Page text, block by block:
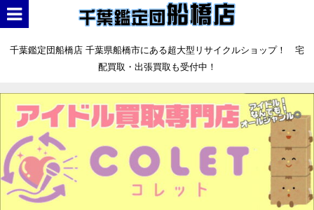
千葉鑑定団船橋店 千葉県船橋市にある超大型リサイクルショップ！ 宅
配買取・出張買取も受付中！